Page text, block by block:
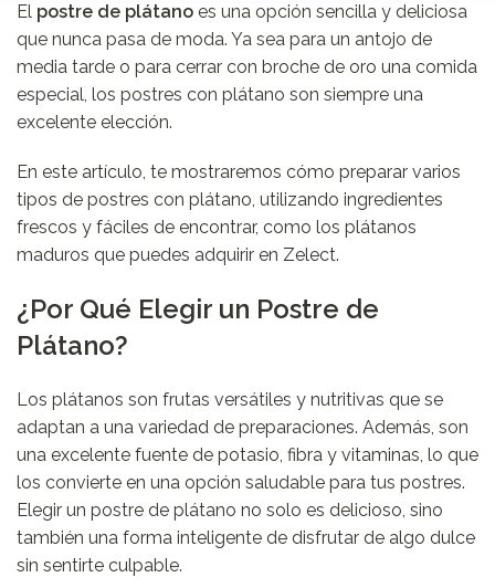
El postre de plátano es una opción sencilla y deliciosa
que nunca pasa de moda. Ya sea para un antojo de
media tarde o para cerrar con broche de oro una comida
especial, los postres con plátano son siempre una
excelente elección.
En este artículo, te mostraremos cómo preparar varios
tipos de postres con plátano, utilizando ingredientes
frescos y fáciles de encontrar, como los plátanos
maduros que puedes adquirir en Zelect.
¿Por Qué Elegir un Postre de
Plátano?
Los plátanos son frutas versátiles y nutritivas que se
adaptan a una variedad de preparaciones. Además, son
una excelente fuente de potasio, fibra y vitaminas, lo que
los convierte en una opción saludable para tus postres.
Elegir un postre de plátano no solo es delicioso, sino
también una forma inteligente de disfrutar de algo dulce
sin sentirte culpable.